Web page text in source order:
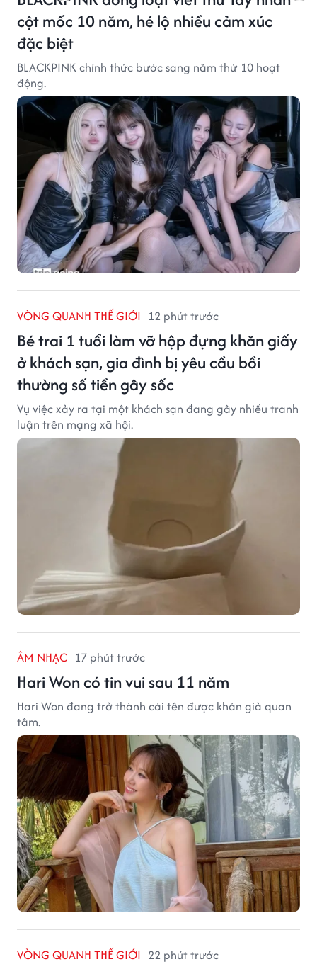
cột mốc 10 năm, hé lộ nhiều cảm xúc
đặc biệt
BLACKPINK chính thức bước sang năm thứ 10 hoạt
động.
VÒNG QUANH THẾ GIỚI 12 phút trước
Bé trai 1 tuổi làm vỡ hộp đựng khăn giấy
ở khách sạn, gia đình bị yêu cầu bồi
thường số tiền gây sốc
Vụ việc xảy ra tại một khách sạn đang gây nhiều tranh
luận trên mạng xã hội.
ÂM NHẠC 17 phút trước
Hari Won có tin vui sau 11 năm
Hari Won đang trở thành cái tên được khán giả quan
tâm.
VÒNG QUANH THẾ GIỚI 22 phút trước